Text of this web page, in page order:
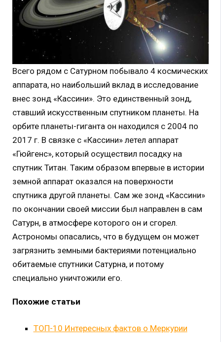
Всего рядом с Сатурном побывало 4 космических
аппарата, но наибольший вклад в исследование
внес зонд «Кассини». Это единственный зонд,
ставший искусственным спутником планеты. На
орбите планеты-гиганта он находился с 2004 по
2017 г. В связке с «Кассини» летел аппарат
«Гюйгенс», который осуществил посадку на
спутник Титан. Таким образом впервые в истории
земной аппарат оказался на поверхности
спутника другой планеты. Сам же зонд «Кассини»
по окончании своей миссии был направлен в сам
Сатурн, в атмосфере которого он и сгорел.
Астрономы опасались, что в будущем он может
загрязнить земными бактериями потенциально
обитаемые спутники Сатурна, и потому
специально уничтожили его.
Похожие статьи
ТОП-10 Интересных фактов о Меркурии